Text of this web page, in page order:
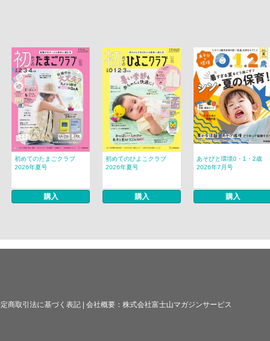
初めてのたまごクラブ
2026年夏号
購入
初めてのひよこクラブ
2026年夏号
購入
あそびと環境0・1・2歳
2026年7月号
購入
商取引法に基づく表記 会社概要： 株式会社富士山マガジンサービス